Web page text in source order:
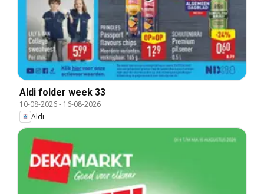
Aldi folder week 33
10-08-2026- 16-08-2026
Aldi